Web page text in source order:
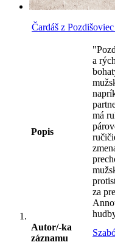
Čardáš z
Popis
a
má
za
Autor/-ka
záznamu